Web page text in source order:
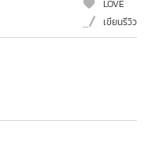
LOVE
เขียนรีวิว